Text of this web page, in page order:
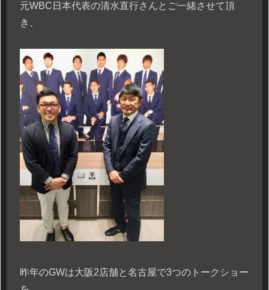
元WBC日本代表の清水直行さんとご一緒させて頂
き、
昨年のGWは大阪2店舗と名古屋で3つのトークショー